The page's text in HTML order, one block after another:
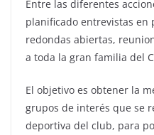
Entre las diferentes
planificado entrevistas en
redondas abiertas,
a toda la gran familia del
El objetivo es obtener la
grupos de interés que se
deportiva del club, para